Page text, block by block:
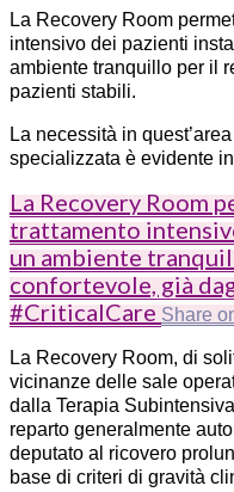
La Recovery Room
intensivo dei pazienti
ambiente tranquillo per il
pazienti stabili.
La necessità in
specializzata è evidente
La Recovery Room
trattamento
un ambiente
confortevole, già
#CriticalCare Share
La Recovery Room, di
vicinanze delle sale
dalla Terapia
reparto generalmente
deputato al ricovero
base di criteri di gravità